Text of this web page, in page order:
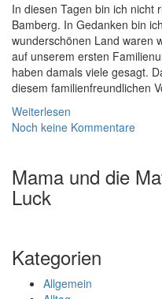
In diesen Tagen bin ich nicht
Bamberg. In Gedanken bin
wunderschönen Land waren
auf unserem ersten
haben damals viele gesagt.
diesem familienfreundlichen
Weiterlesen
Noch keine Kommentare
Mama und die
Luck
Kategorien
Allgemein